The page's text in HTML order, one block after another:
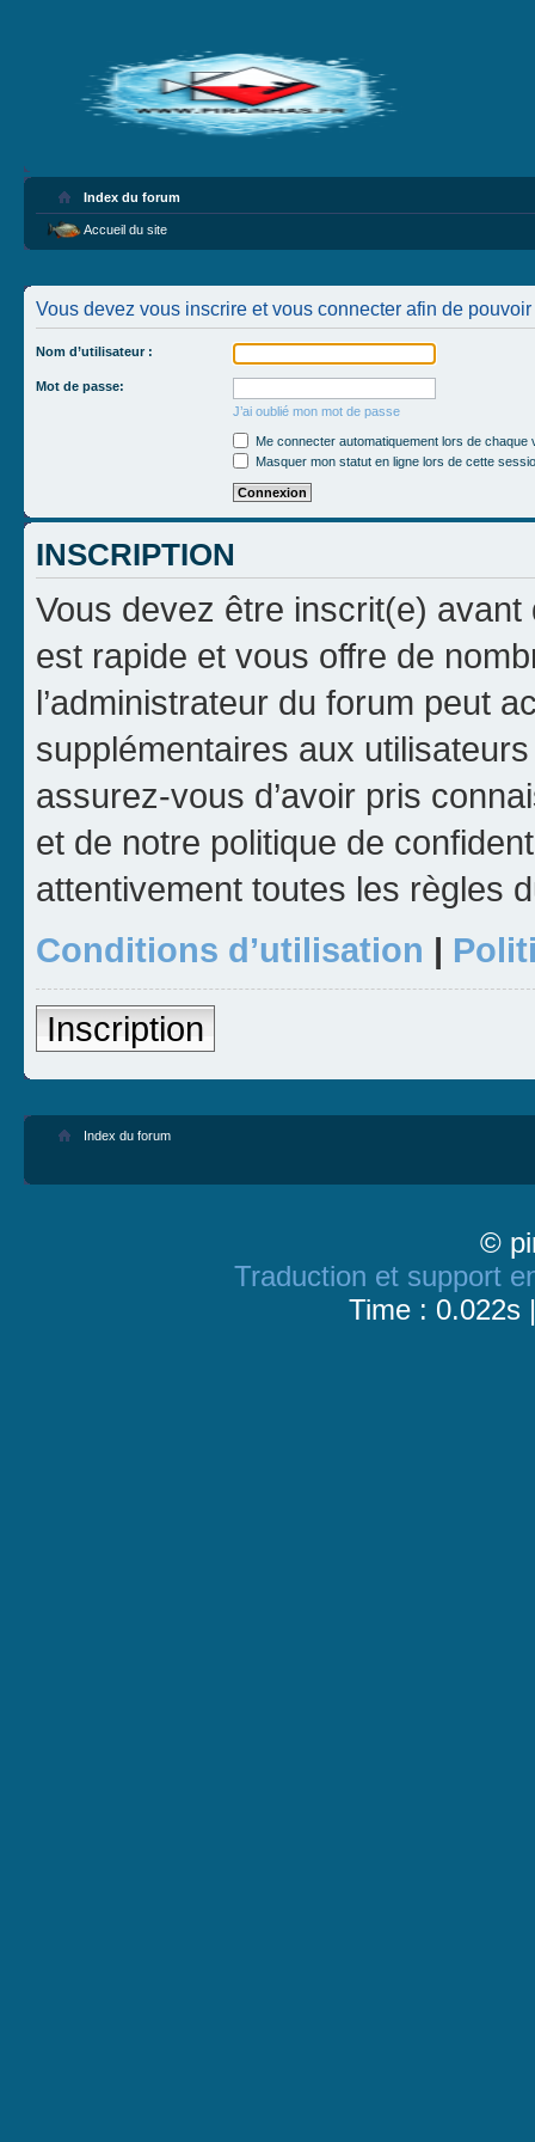
Index du forum
Accueil du site
Vous devez vous inscrire et vous connecter afin de
Nom d’utilisateur :
Mot de passe:
J’ai oublié mon mot de passe
Me connecter automatiquement lors de chaque
Masquer mon statut en ligne lors de cette
INSCRIPTION
Vous devez être inscrit(e) avant
est rapide et vous offre de
l’administrateur du forum peut
supplémentaires aux
assurez-vous d’avoir pris
et de notre politique de
attentivement toutes les règles
Conditions d’utilisation |
Inscription
Index du forum
©
Traduction et support
Time : 0.022s